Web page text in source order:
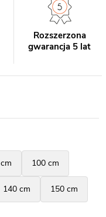
Rozszerzona
gwarancja 5 lat